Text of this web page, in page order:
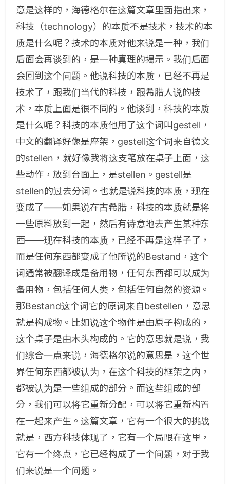
意是这样的，海德格尔在这篇文章里面指出来，
科技（technology）的本质不是技术，技术的本
质是什么呢？技术的本质对他来说是一种，我们
后面会再谈到的，是一种真理的揭示。我们后面
会回到这个问题。他说科技的本质，已经不再是
技术了，跟我们当代的科技，跟希腊人说的技
术，本质上面是很不同的。他谈到，科技的本质
是什么呢？科技的本质他用了这个词叫gestell，
中文的翻译好像是座架，gestell这个词来自德文
的stellen，就好像我将这支笔放在桌子上面，这
些动作，放到台面上，是stellen。gestell是
stellen的过去分词。也就是说科技的本质，现在
变成了——如果说在古希腊，科技的本质就是将
一些原料放到一起，然后有诗意地去产生某种东
西——现在科技的本质，已经不再是这样子了，
而是任何东西都变成了他所说的Bestand，这个
词通常被翻译成是备用物，任何东西都可以成为
备用物，包括任何人类，包括任何自然的资源。
那Bestand这个词它的原词来自bestellen，意思
就是构成物。比如说这个物件是由原子构成的，
这个桌子是由木头构成的。它的意思就是说，我
们综合一点来说，海德格尔说的意思是，这个世
界任何东西都被认为，在这个科技的框架之内，
都被认为是一些组成的部分。而这些组成的部
分，我们可以将它重新分配，可以将它重新构置
在一起来产生。这篇文章，它有一个很大的挑战
就是，西方科技体现了，它有一个局限在这里，
它有一个终点，它已经构成了一个问题，对于我
们来说是一个问题。